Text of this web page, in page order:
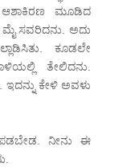
ಮೂಡಿದ
ಸವರಿದನು. ಅದು
ಕೂಡಲೇ
ತೇಲಿದನು.
ಕೇಳಿ ಅವಳು
ನೀನು ಈ